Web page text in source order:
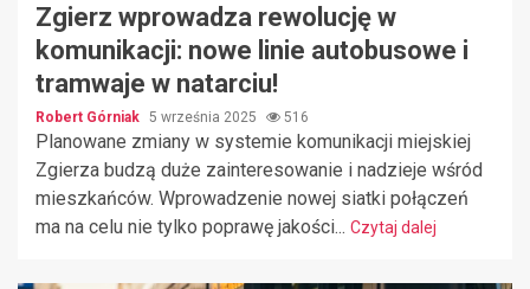
Zgierz wprowadza rewolucję w
komunikacji: nowe linie autobusowe i
tramwaje w natarciu!
Robert Górniak 5 września 2025 516
Planowane zmiany w systemie komunikacji miejskiej
Zgierza budzą duże zainteresowanie i nadzieje wśród
mieszkańców. Wprowadzenie nowej siatki połączeń
ma na celu nie tylko poprawę jakości... Czytaj dalej